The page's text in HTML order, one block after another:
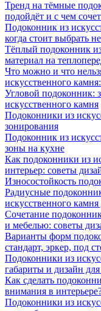
Тренд на тёмные
подойдёт и с чем
Подоконник из
когда стоит выбрать
Тёплый подоконник
материал на
Что можно и что
искусственного
Угловой подоконник:
искусственного камня
Подоконники из
зонирования
Подоконник из
зоны на кухне
Как подоконники из
интерьер: советы
Износостойкость
Радиусные
искусственного
Сочетание
и мебелью: советы
Варианты форм
стандарт, эркер, под
Подоконники из
габариты и дизайн
Как сделать
внимания в
Подоконники из